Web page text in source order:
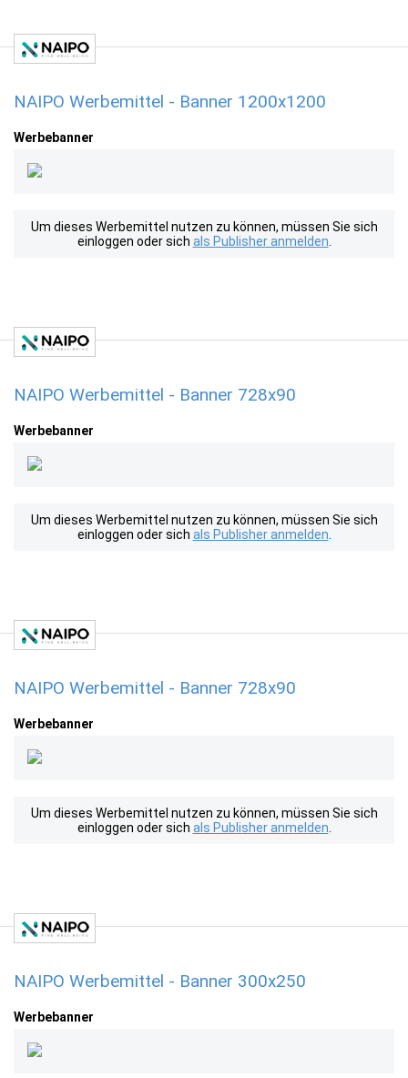
NAIPO Werbemittel - Banner 1200x1200
Werbebanner
Um dieses Werbemittel nutzen zu können, müssen Sie sich
einloggen oder sich als Publisher anmelden
NAIPO Werbemittel - Banner 728x90
Werbebanner
Um dieses Werbemittel nutzen zu können, müssen Sie sich
einloggen oder sich als Publisher anmelden
NAIPO Werbemittel - Banner 728x90
Werbebanner
Um dieses Werbemittel nutzen zu können, müssen Sie sich
einloggen oder sich als Publisher anmelden
NAIPO Werbemittel - Banner 300x250
Werbebanner